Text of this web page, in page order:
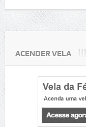
ACENDER VELA